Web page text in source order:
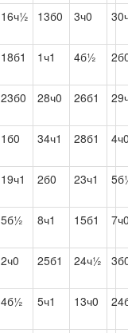
16ч½ 13б0 3ч0
18б1 1ч1 4б½
23б0 28ч0 26б1
1б0 34ч1 28б1
19ч1 2б0 23ч1
5б½ 8ч1 15б1
2ч0 25б1 24ч½
4б½ 5ч1 13ч0